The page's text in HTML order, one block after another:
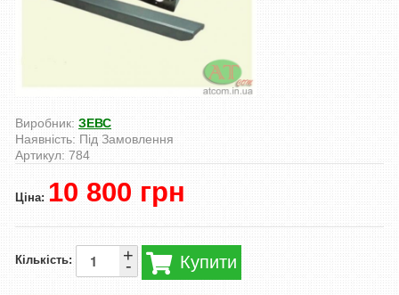
Виробник: ЗЕВС
Наявність: Під Замовлення
Артикул: 784
Ціна: 10 800 грн
Кількість: -
+ Купити